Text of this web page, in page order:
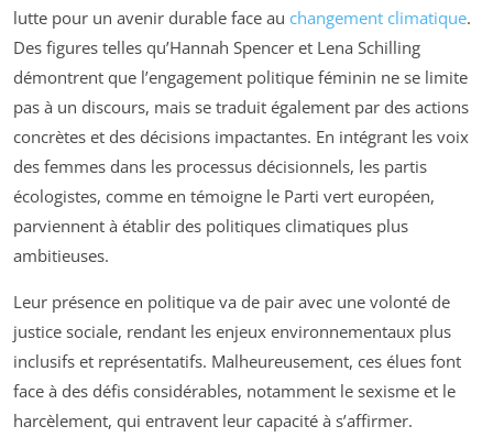
lutte pour un avenir durable face au changement climatique.
Des figures telles qu’Hannah Spencer et Lena Schilling
démontrent que l’engagement politique féminin ne se limite
pas à un discours, mais se traduit également par des actions
concrètes et des décisions impactantes. En intégrant les voix
des femmes dans les processus décisionnels, les partis
écologistes, comme en témoigne le Parti vert européen,
parviennent à établir des politiques climatiques plus
ambitieuses.
Leur présence en politique va de pair avec une volonté de
justice sociale, rendant les enjeux environnementaux plus
inclusifs et représentatifs. Malheureusement, ces élues font
face à des défis considérables, notamment le sexisme et le
harcèlement, qui entravent leur capacité à s’affirmer.